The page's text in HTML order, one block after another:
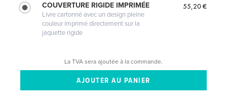
COUVERTURE RIGIDE IMPRIMÉE
Livre cartonné avec un design pleine
couleur imprimé directement sur la
jaquette rigide
55,20 €
La TVA sera ajoutée à la commande.